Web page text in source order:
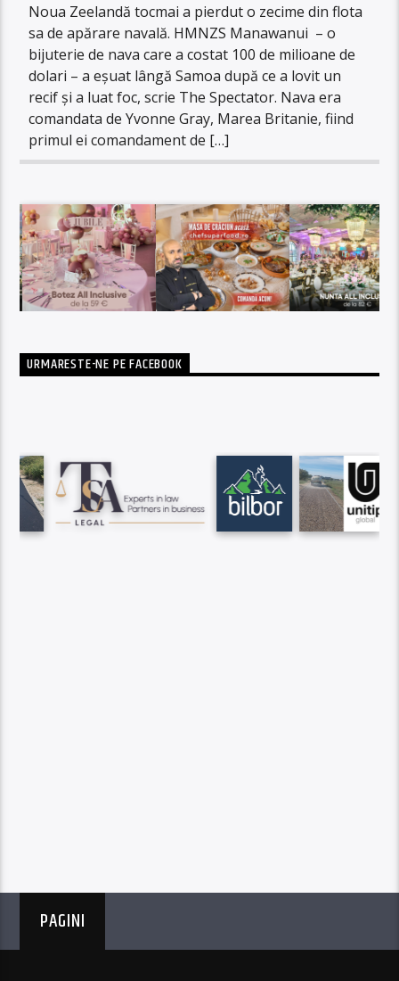
Noua Zeelandă tocmai a pierdut o zecime din flota
sa de apărare navală. HMNZS Manawanui – o
bijuterie de nava care a costat 100 de milioane de
dolari – a eșuat lângă Samoa după ce a lovit un
recif și a luat foc, scrie The Spectator. Nava era
comandata de Yvonne Gray, Marea Britanie, fiind
primul ei comandament de […]
URMARESTE-NE PE FACEBOOK
PAGINI